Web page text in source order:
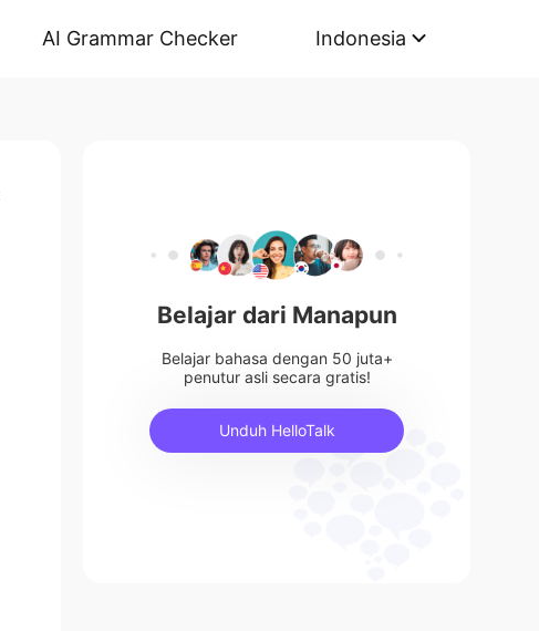
AI Grammar Checker Indonesia
Belajar dari Manapun
Belajar bahasa dengan 50 juta+
penutur asli secara gratis!
Unduh HelloTalk